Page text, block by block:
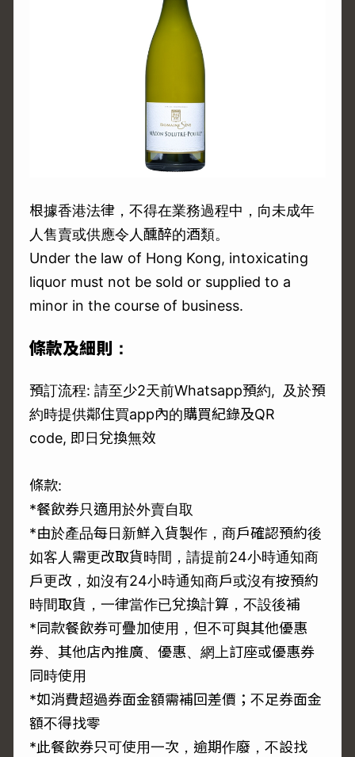
根據香港法律，不得在業務過程中，向未成年
人售賣或供應令人醺醉的酒類。
Under the law of Hong Kong, intoxicating
liquor must not be sold or supplied to a
minor in the course of business.
條款及細則：
預訂流程: 請至少2天前Whatsapp預約, 及於預
約時提供鄰住買app內的購買紀錄及QR
code, 即日兌換無效
條款:
*餐飲券只適用於外賣自取
*由於產品每日新鮮入貨製作，商戶確認預約後
如客人需更改取貨時間，請提前24小時通知商
戶更改，如沒有24小時通知商戶或沒有按預約
時間取貨，一律當作已兌換計算，不設後補
*同款餐飲券可疊加使用，但不可與其他優惠
券、其他店內推廣、優惠、網上訂座或優惠券
同時使用
*如消費超過券面金額需補回差價；不足券面金
額不得找零
*此餐飲券只可使用一次，逾期作廢，不設找